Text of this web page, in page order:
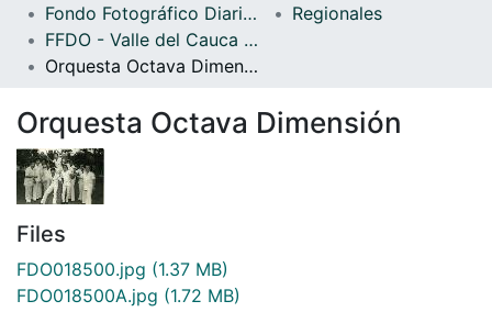
Statistics
Fondo Fotográfico Diario Occidente
Regionales
FFDO - Valle del Cauca - Patrimonial
Orquesta Octava Dimensión
Orquesta Octava Dimensión
Files
FDO018500.jpg (1.37 MB)
FDO018500A.jpg (1.72 MB)